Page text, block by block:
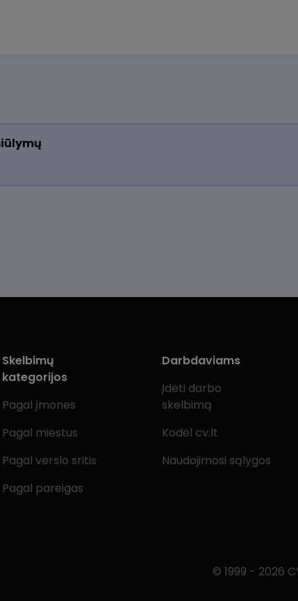
Skelbimų
kategorijos
Pagal įmones
Pagal miestus
Pagal verslo sritis
Pagal pareigas
Darbdaviams
Įdėti darbo
skelbimą
Kodėl cv.lt
Naudojimosi sąlygos
© 1999 - 2026